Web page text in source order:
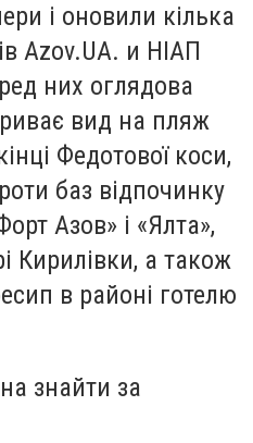
і оновили кілька
Azov.UA. и НІАП
них оглядова
вид на пляж
Федотової коси,
баз відпочинку
Азов» і «Ялта»,
Кирилівки, а також
в районі готелю
знайти за